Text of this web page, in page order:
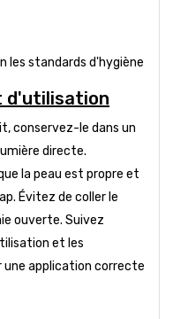
les standards d'hygiène
d'utilisation
conservez-le dans un
directe.
la peau est propre et
Évitez de coller le
ouverte. Suivez
et les
application correcte